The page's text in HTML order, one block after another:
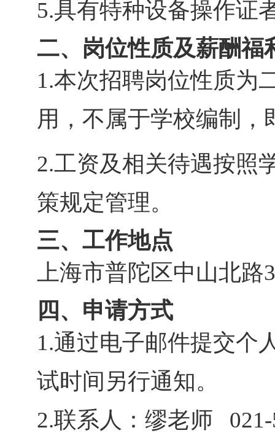
5.具有特种设备操作证
二、 岗位性质及薪酬福
1.本次招聘岗位性质为
用，不属于学校编制，
2.工资及相关待遇按照
策规定管理。
三、 工作地点
上海市普陀区中山北
四、 申请方式
1.通过电子邮件提交个
试时间另行通知。
2.联系人：缪老师 021-